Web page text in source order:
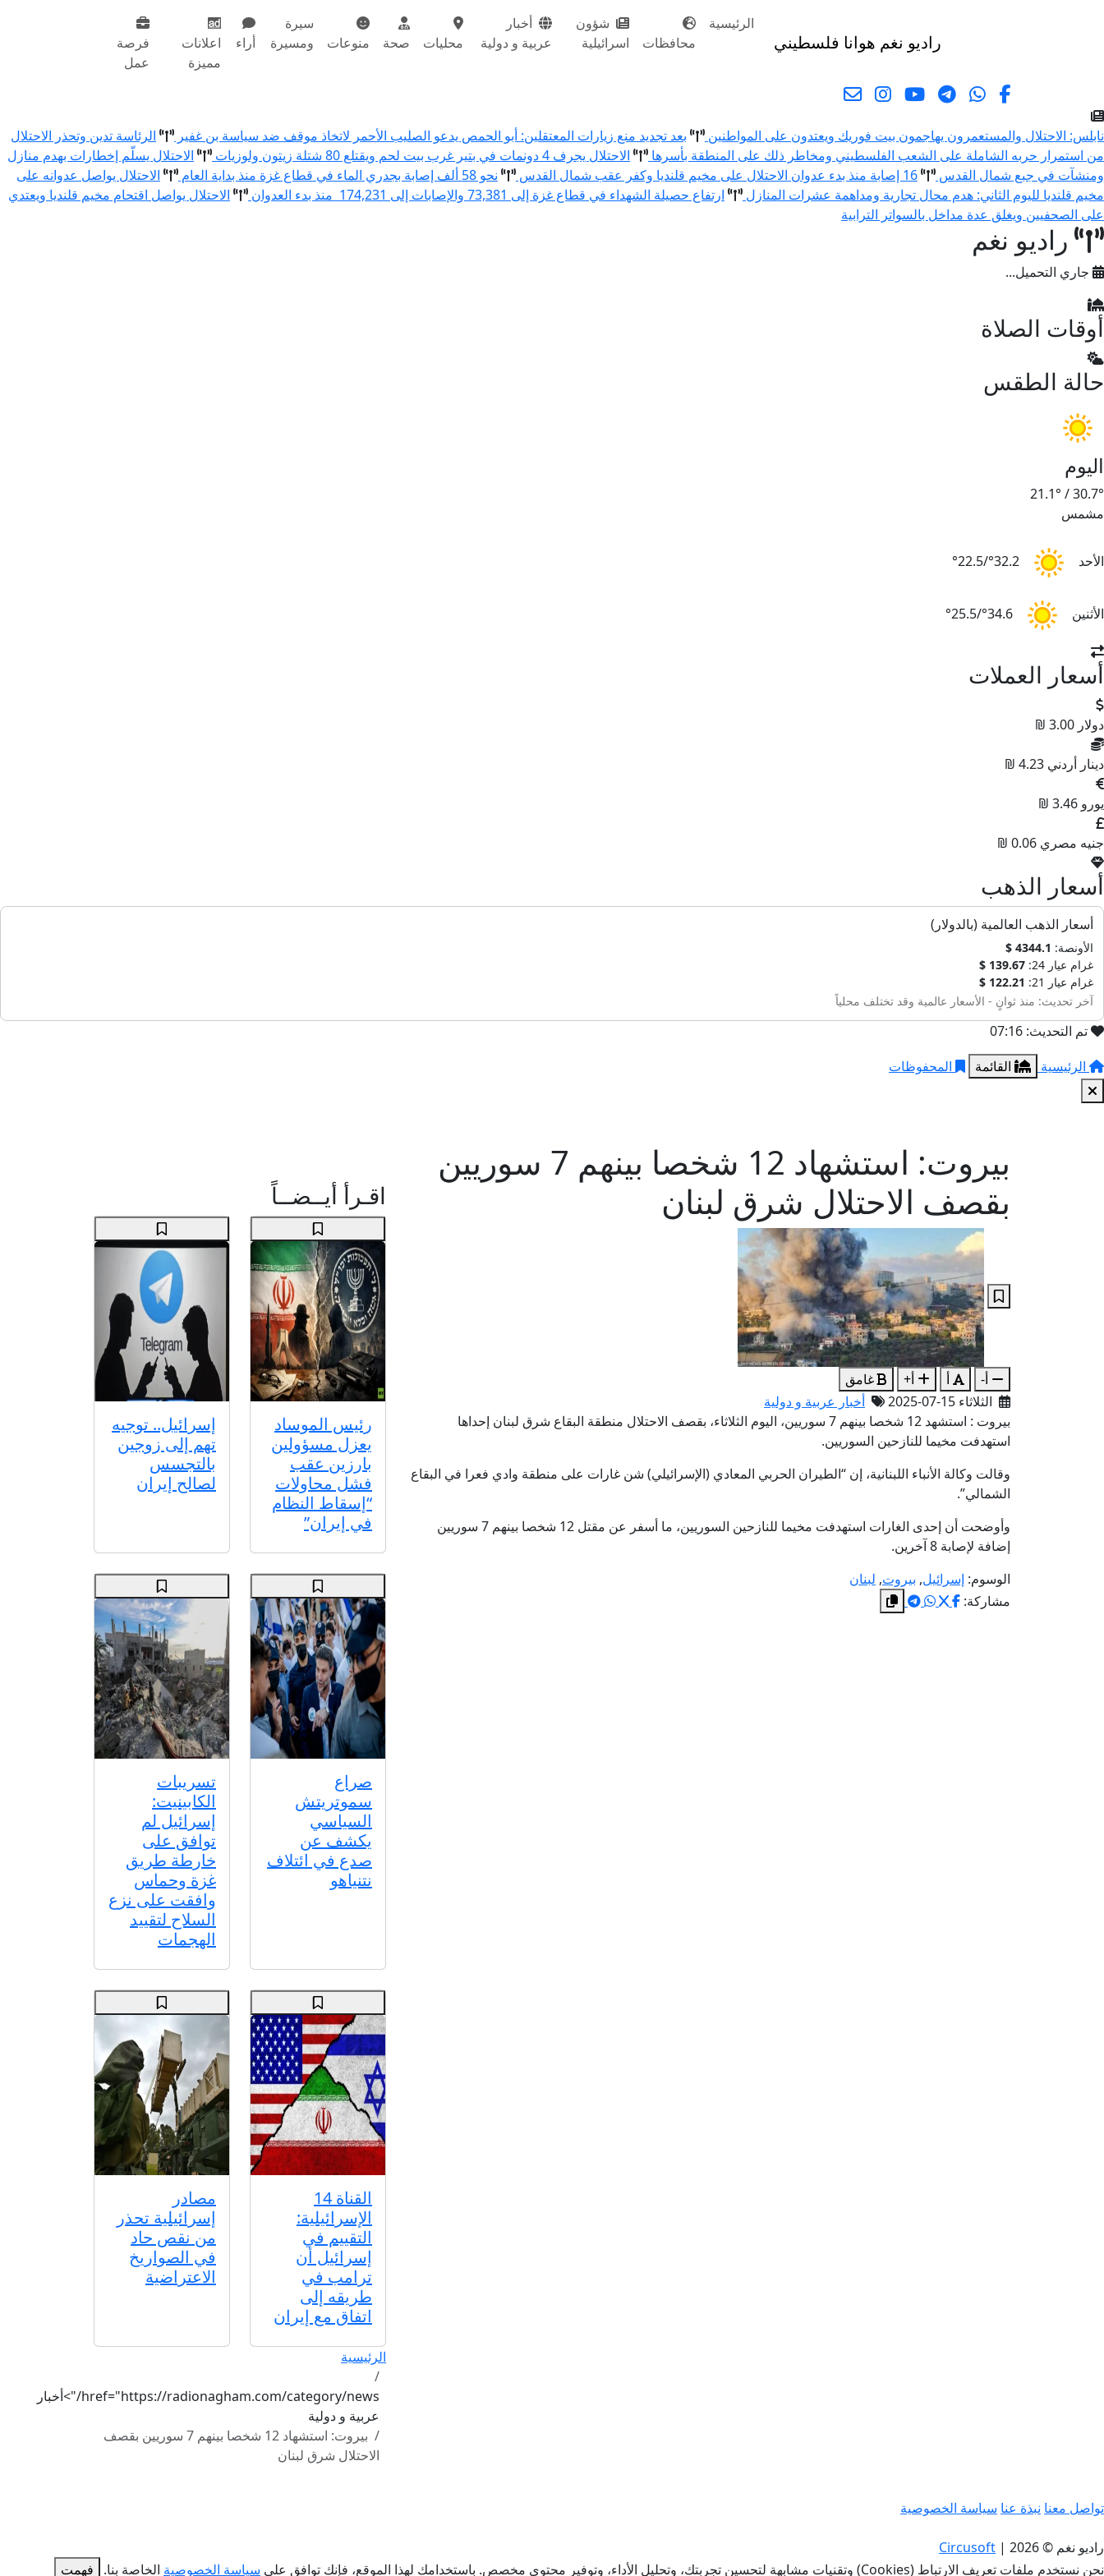
راديو نغم هوانا فلسطيني
الرئيسية
محافظات
شؤون
اسرائيلية
أخبار
عربية و دولية
محليات صحة منوعات
سيرة
ومسيرة
أراء
اعلانات
مميزة
فرصة
عمل
نابلس: الاحتلال والمستعمرون يهاجمون بيت فوريك ويعتدون على المواطنين بعد تجديد منع زيارات المعتقلين: أبو الحمص يدعو الصليب الأحمر لاتخاذ موقف ضد سياسة بن غفير
الرئاسة تدين وتحذر الاحتلال
من استمرار حربه الشاملة على الشعب الفلسطيني ومخاطر ذلك على المنطقة بأسرها
الاحتلال يجرف 4 دونمات في بتير غرب بيت لحم ويقتلع 80 شتلة زيتون ولوزيات
الاحتلال يسلّم إخطارات بهدم منازل
ومنشآت في جبع شمال القدس
16 إصابة منذ بدء عدوان الاحتلال على مخيم قلنديا وكفر عقب شمال القدس نحو 58 ألف إصابة بجدري الماء في قطاع غزة منذ بداية العام
الاحتلال يواصل عدوانه على
مخيم قلنديا لليوم الثاني: هدم محال تجارية ومداهمة عشرات المنازل
ارتفاع حصيلة الشهداء في قطاع غزة إلى 73,381 والإصابات إلى 174,231 منذ بدء العدوان
الاحتلال يواصل اقتحام مخيم قلنديا ويعتدي
على الصحفيين ويغلق عدة مداخل بالسواتر الترابية
راديو نغم
جاري التحميل...
أوقات الصلاة
حالة الطقس
اليوم
30.7°
/
21.1°
مشمس
الأحد 32.2°/22.5°
الأثنين 34.6°/25.5°
أسعار العملات
دولار 3.00 ₪
دينار أردني 4.23 ₪
يورو 3.46 ₪
جنيه مصري 0.06 ₪
أسعار الذهب
أسعار الذهب العالمية (بالدولار)
الأونصة: 4344.1 $
غرام عيار 24:
139.67 $
غرام عيار 21:
122.21 $
آخر تحديث: منذ ثوانٍ - الأسعار عالمية وقد تختلف محلياً
تم التحديث: 07:16
الرئيسية
القائمة المحفوظات
بيروت: استشهاد 12 شخصا بينهم 7 سوريين
بقصف الاحتلال شرق لبنان
أ- أ أ+
غامق
الثلاثاء 15-07-2025
أخبار عربية و دولية
بيروت : استشهد 12 شخصا بينهم 7 سوريين، اليوم الثلاثاء، بقصف الاحتلال منطقة البقاع شرق لبنان إحداها
استهدفت مخيما للنازحين السوريين.
وقالت وكالة الأنباء اللبنانية، إن “الطيران الحربي المعادي (الإسرائيلي) شن غارات على منطقة وادي فعرا في البقاع
الشمالي”.
وأوضحت أن إحدى الغارات استهدفت مخيما للنازحين السوريين، ما أسفر عن مقتل 12 شخصا بينهم 7 سوريين
إضافة لإصابة 8 آخرين.
الوسوم: إسرائيل, بيروت, لبنان
مشاركة:
اقـرأ أيــضــاً
رئيس الموساد
يعزل مسؤولين
بارزين عقب
فشل محاولات
“إسقاط النظام
في إيران”
إسرائيل.. توجيه
تهم إلى زوجين
بالتجسس
لصالح إيران
صراع
سموتريتش
السياسي
يكشف عن
صدع في ائتلاف
نتنياهو
تسريبات
الكابينيت:
إسرائيل لم
توافق على
خارطة طريق
غزة وحماس
وافقت على نزع
السلاح لتقييد
الهجمات
القناة 14
الإسرائيلية:
التقييم في
إسرائيل أن
ترامب في
طريقه إلى
اتفاق مع إيران
مصادر
إسرائيلية تحذر
من نقص حاد
في الصواريخ
الاعتراضية
الرئيسية
href="https://radionagham.com/category/news/">أخبار
عربية و دولية
بيروت: استشهاد 12 شخصا بينهم 7 سوريين بقصف
الاحتلال شرق لبنان
تواصل معنا نبذة عنا سياسة الخصوصية
راديو نغم © 2026 |
Circusoft
نحن نستخدم ملفات تعريف الارتباط (Cookies) وتقنيات مشابهة لتحسين تجربتك، وتحليل الأداء، وتوفير محتوى مخصص. باستخدامك لهذا الموقع، فإنك توافق على
سياسة الخصوصية الخاصة بنا. فهمت